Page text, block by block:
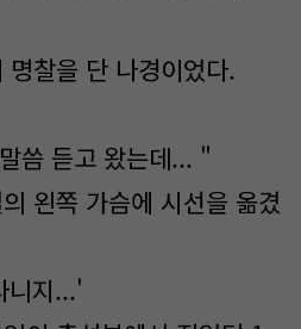
찰을 단 나경이었다.
씀 듣고 왔는데... "
왼쪽 가슴에 시선을 옮겼
니지...'